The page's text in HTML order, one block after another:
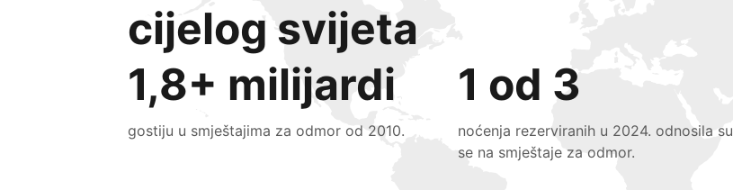
cijelog svijeta
1,8+ milijardi
gostiju u smještajima za odmor od 2010.
1 od 3
noćenja rezerviranih u 2024. odnosila su
se na smještaje za odmor.